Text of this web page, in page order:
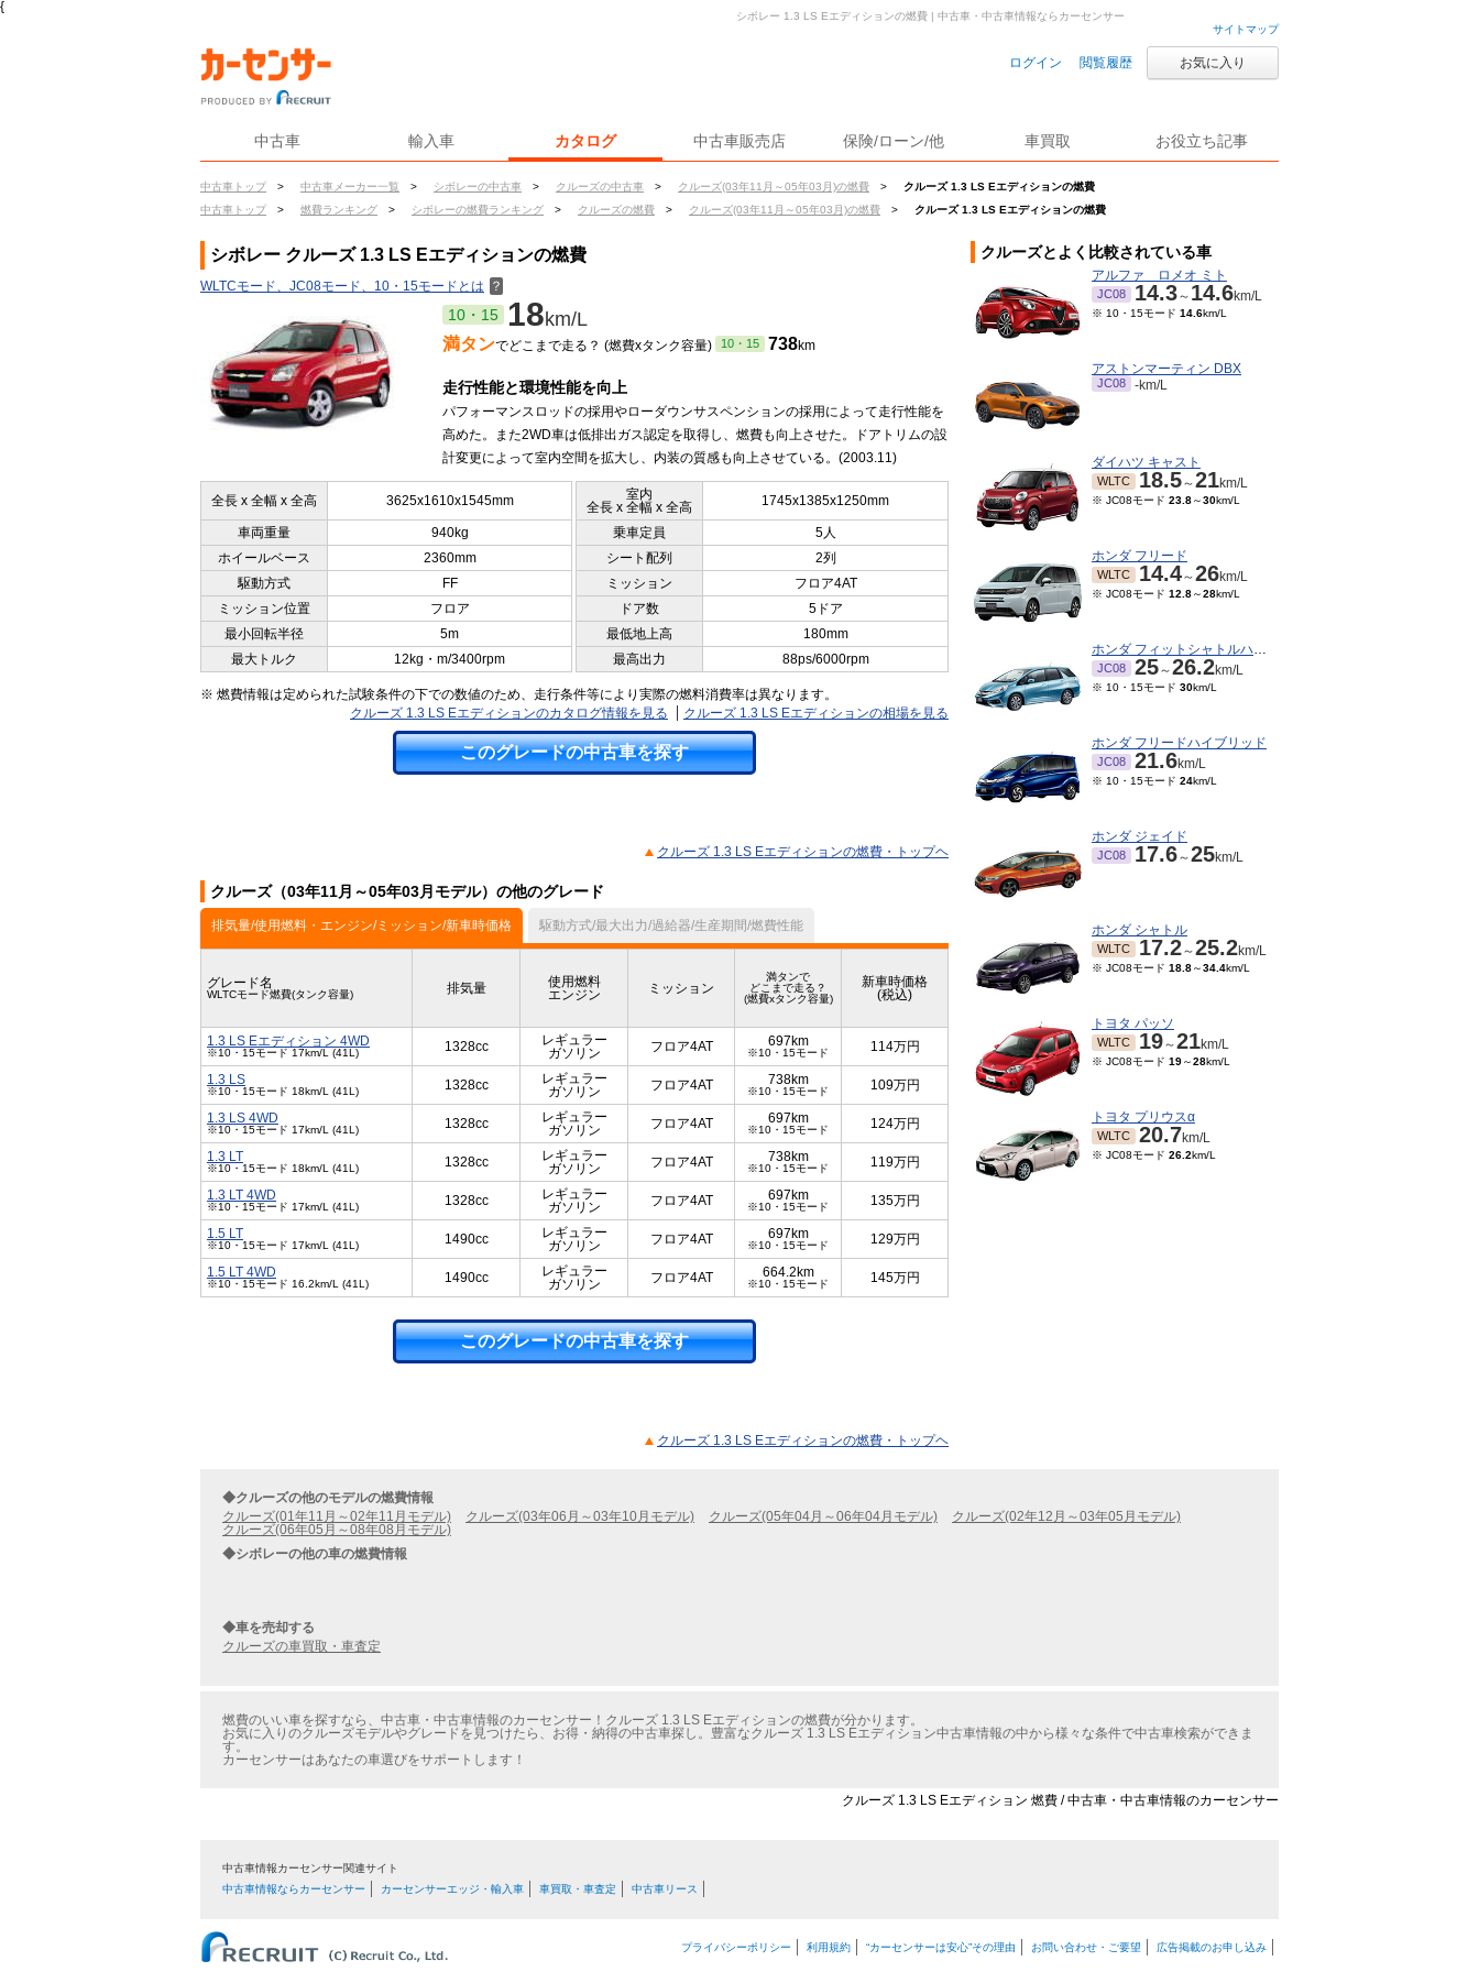
{
サイトマップ
ログイン 閲覧履歴 お気に入り
中古車 輸入車 カタログ 中古車販売店 保険/ローン/他 車買取 お役立ち記事
中古車トップ > 中古車メーカー一覧 > シボレーの中古車 > クルーズの中古車 > クルーズ(03年11月～05年03月)の燃費 >
クルーズ 1.3 LS Eエディションの燃費
中古車トップ
> 燃費ランキング > シボレーの燃費ランキング > クルーズの燃費 > クルーズ(03年11月～05年03月)の燃費 > クルーズ 1.3 LS Eエディションの燃費
シボレー 1.3 LS Eエディションの燃費 | 中古車・中古車情報ならカーセンサー
シボレー クルーズ 1.3 LS Eエディションの燃費
WLTCモード、JC08モード、10・15モードとは ？
10・15 18km/L
満タンでどこまで走る？ (燃費xタンク容量) 10・15 738km
走行性能と環境性能を向上
パフォーマンスロッドの採用やローダウンサスペンションの採用によって走行性能を
高めた。また2WD車は低排出ガス認定を取得し、燃費も向上させた。ドアトリムの設
計変更によって室内空間を拡大し、内装の質感も向上させている。(2003.11)
全長 x 全幅 x 全高 3625x1610x1545mm
室内
全長 x 全幅 x 全高
1745x1385x1250mm
車両重量 940kg 乗車定員
5人
ホイールベース
2360mm シート配列
2列
駆動方式
FF ミッション
フロア4AT
ミッション位置
フロア ドア数
5ドア
最小回転半径
5m 最低地上高
180mm
最大トルク
12kg・m/3400rpm 最高出力 88ps/6000rpm
※ 燃費情報は定められた試験条件の下での数値のため、走行条件等により実際の燃料消費率は異なります。
クルーズ 1.3 LS Eエディションのカタログ情報を見る
クルーズ 1.3 LS Eエディションの相場を見る
このグレードの中古車を探す
クルーズ 1.3 LS Eエディションの燃費・トップヘ
クルーズ（03年11月～05年03月モデル）の他のグレード
排気量/使用燃料・エンジン/ミッション/新車時価格 駆動方式/最大出力/過給器/生産期間/燃費性能
グレード名
WLTCモード燃費(タンク容量) 排気量
使用燃料
エンジン
ミッション
満タンで
どこまで走る？
(燃費xタンク容量)
新車時価格
(税込)
1.3 LS Eエディション 4WD
※10・15モード 17km/L (41L) 1328cc
レギュラー
ガソリン
フロア4AT 697km
※10・15モード 114万円
1.3 LS
※10・15モード 18km/L (41L) 1328cc
レギュラー
ガソリン
フロア4AT 738km
※10・15モード 109万円
1.3 LS 4WD
※10・15モード 17km/L (41L) 1328cc
レギュラー
ガソリン
フロア4AT 697km
※10・15モード 124万円
1.3 LT
※10・15モード 18km/L (41L) 1328cc
レギュラー
ガソリン
フロア4AT 738km
※10・15モード 119万円
1.3 LT 4WD
※10・15モード 17km/L (41L) 1328cc
レギュラー
ガソリン
フロア4AT 697km
※10・15モード 135万円
1.5 LT
※10・15モード 17km/L (41L) 1490cc
レギュラー
ガソリン
フロア4AT 697km
※10・15モード 129万円
1.5 LT 4WD
※10・15モード 16.2km/L (41L) 1490cc
レギュラー
ガソリン
フロア4AT 664.2km
※10・15モード 145万円
このグレードの中古車を探す
クルーズ 1.3 LS Eエディションの燃費・トップヘ
クルーズとよく比較されている車
アルファ ロメオ ミト
JC08 14.3～ 14.6km/L
※ 10・15モード 14.6km/L
アストンマーティン DBX
JC08 -km/L
ダイハツ キャスト
WLTC 18.5～21km/L
※ JC08モード 23.8～30km/L
ホンダ フリード
WLTC 14.4～26km/L
※ JC08モード 12.8～28km/L
ホンダ フィットシャトルハイブリッド
JC08 25～26.2km/L
※ 10・15モード 30km/L
ホンダ フリードハイブリッド
JC08 21.6km/L
※ 10・15モード 24km/L
ホンダ ジェイド
JC08 17.6～25km/L
ホンダ シャトル
WLTC 17.2～25.2km/L
※ JC08モード 18.8～34.4km/L
トヨタ パッソ
WLTC 19～21km/L
※ JC08モード 19～28km/L
トヨタ プリウスα
WLTC 20.7km/L
※ JC08モード 26.2km/L
◆クルーズの他のモデルの燃費情報
クルーズ(01年11月～02年11月モデル)
クルーズ(03年06月～03年10月モデル) クルーズ(05年04月～06年04月モデル)
クルーズ(02年12月～03年05月モデル)
クルーズ(06年05月～08年08月モデル)
◆シボレーの他の車の燃費情報
◆車を売却する
クルーズの車買取・車査定
燃費のいい車を探すなら、中古車・中古車情報のカーセンサー！クルーズ 1.3 LS Eエディションの燃費が分かります。
お気に入りのクルーズモデルやグレードを見つけたら、お得・納得の中古車探し。豊富なクルーズ 1.3 LS Eエディション中古車情報の中から様々な条件で中古車検索ができま
す。
カーセンサーはあなたの車選びをサポートします！
クルーズ 1.3 LS Eエディション 燃費 / 中古車・中古車情報のカーセンサー
中古車情報カーセンサー関連サイト
中古車情報ならカーセンサー
カーセンサーエッジ・輸入車 車買取・車査定 中古車リース
プライバシーポリシー 利用規約 “カーセンサーは安心”その理由 お問い合わせ・ご要望 広告掲載のお申し込み